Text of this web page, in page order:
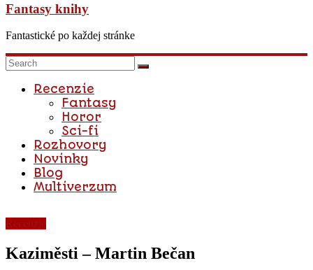
Fantasy knihy
Fantastické po každej stránke
Recenzie
Fantasy
Horor
Sci-fi
Rozhovory
Novinky
Blog
Multiverzum
Kaziměsti – Martin Bečan